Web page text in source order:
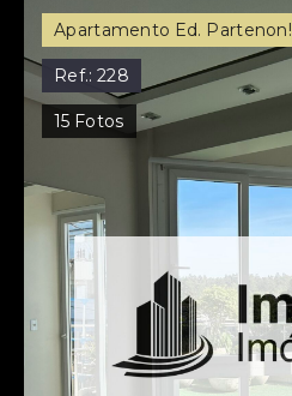
Apartamento Ed. Partenon!
Ref.:228
15 Fotos